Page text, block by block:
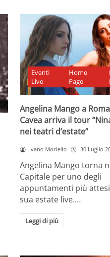
Eventi
Live
Home
Page
Angelina Mango a
Cavea arriva il tour
nei teatri d’estate”
Ivano Moriello 30 Luglio
Angelina Mango torna
Capitale per uno degli
appuntamenti più
sua estate live.…
Leggi di più